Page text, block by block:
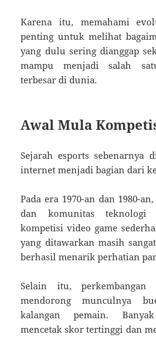
Karena itu, memahami
penting untuk melihat
yang dulu sering dianggap
mampu menjadi salah
terbesar di dunia.
Awal Mula
Sejarah esports sebenarnya
internet menjadi bagian dari
Pada era 1970-an dan 1980-
dan komunitas teknologi
kompetisi video game
yang ditawarkan masih
berhasil menarik perhatian
Selain itu, perkembangan
mendorong munculnya
kalangan pemain.
mencetak skor tertinggi dan